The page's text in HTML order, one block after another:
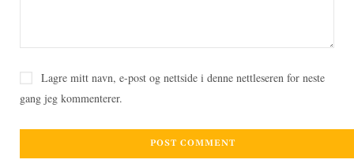
Lagre mitt navn, e-post og nettside i denne nettleseren for neste
gang jeg kommenterer.